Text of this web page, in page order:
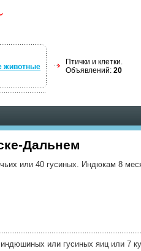
животные
Птички и клетки.
Объявлений: 20
Дальнем
или 40 гусиных. Индюкам 8
или гусиных яиц или 7